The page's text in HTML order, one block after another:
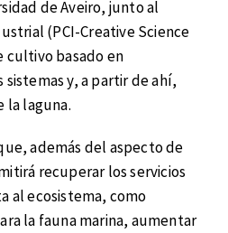
de Aveiro, junto al
(PCI-Creative Science
cultivo basado en
y, a partir de ahí,
la laguna.
además del aspecto de
recuperar los servicios
al ecosistema, como
la fauna marina, aumentar